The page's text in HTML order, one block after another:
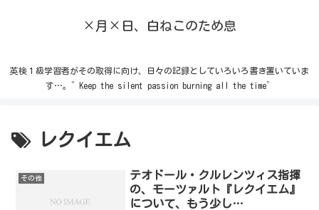
×月×日、白ねこのため息
英検１級学習者がその取得に向け、日々の記録としていろいろ書き置いていま
す…。”Keep the silent passion burning all the time”
レクイエム
その他
テオドール・クルレンツィス指揮
の、モーツァルト『レクイエム』
について、もう少し…